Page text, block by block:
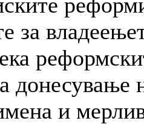
за
донесување
и